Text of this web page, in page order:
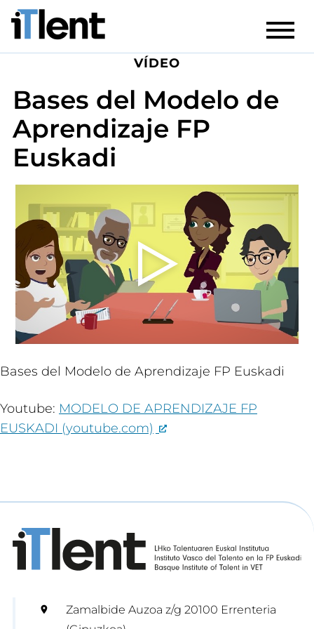
VÍDEO
Bases del Modelo de
Aprendizaje FP
Euskadi
Bases del Modelo de Aprendizaje FP Euskadi
Youtube: MODELO DE APRENDIZAJE FP
EUSKADI (youtube.com)
Zamalbide Auzoa z/g 20100 Errenteria